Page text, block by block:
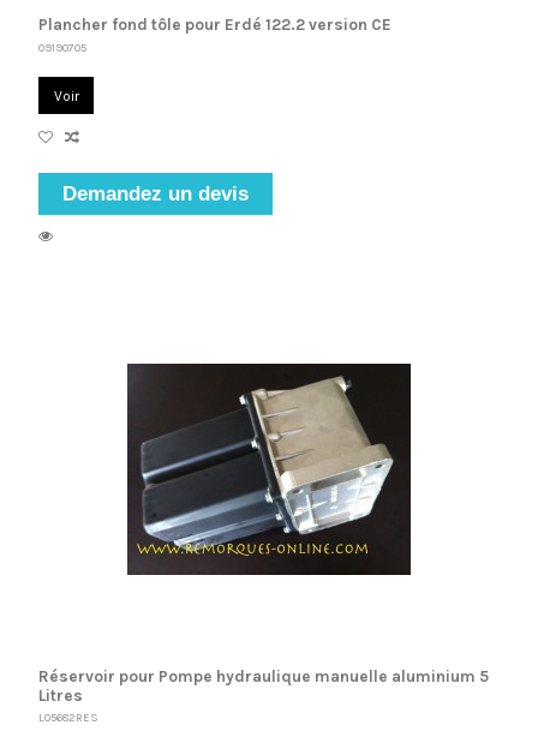
Plancher fond tôle pour Erdé 122.2 version CE
09190705
Voir
Demandez un devis
Réservoir pour Pompe hydraulique manuelle aluminium 5
Litres
L05682RES